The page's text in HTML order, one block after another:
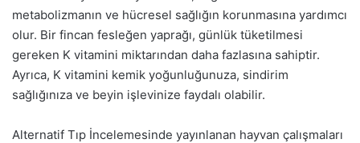
metabolizmanın ve hücresel sağlığın korunmasına yardımcı
olur. Bir fincan fesleğen yaprağı, günlük tüketilmesi
gereken K vitamini miktarından daha fazlasına sahiptir.
Ayrıca, K vitamini kemik yoğunluğunuza, sindirim
sağlığınıza ve beyin işlevinize faydalı olabilir.
Alternatif Tıp İncelemesinde yayınlanan hayvan çalışmaları